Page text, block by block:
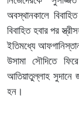
অবস্থানকালে
বিবাহিত হবার পর
ইতিমধ্যে
উসামা সৌদিতে
আতিয়াতুল্লাহ সুদানে
হন।